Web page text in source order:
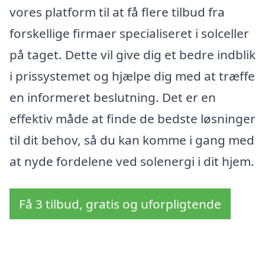
vores platform til at få flere tilbud fra
forskellige firmaer specialiseret i solceller
på taget. Dette vil give dig et bedre indblik
i prissystemet og hjælpe dig med at træffe
en informeret beslutning. Det er en
effektiv måde at finde de bedste løsninger
til dit behov, så du kan komme i gang med
at nyde fordelene ved solenergi i dit hjem.
Få 3 tilbud, gratis og uforpligtende